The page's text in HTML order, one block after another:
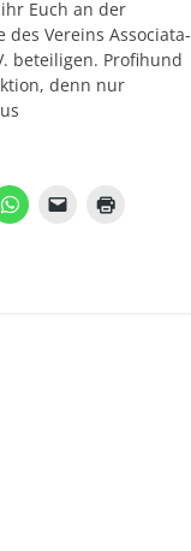
Euch an der
des Vereins Associata-
beteiligen. Profihund
denn nur